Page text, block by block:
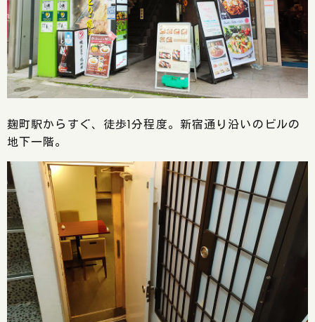
麹町駅からすぐ、徒歩1分程度。新宿通り沿いのビルの
地下一階。